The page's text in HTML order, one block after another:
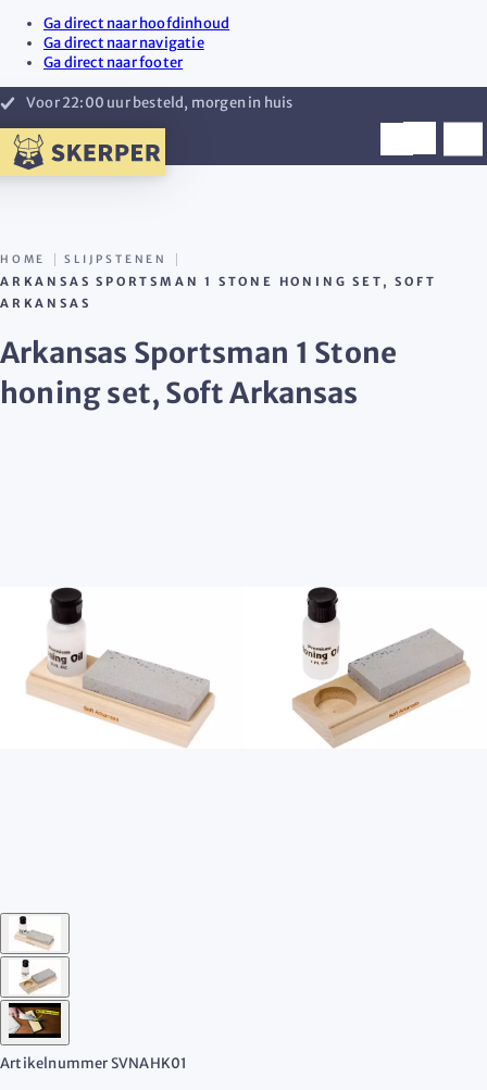
Ga direct naar hoofdinhoud
Ga direct naar navigatie
Ga direct naar footer
Voor 22:00 uur besteld, morgen in huis
HOME SLIJPSTENEN
ARKANSAS SPORTSMAN 1 STONE HONING SET, SOFT
ARKANSAS
Arkansas Sportsman 1 Stone
honing set, Soft Arkansas
ArtikelnummerSVNAHK01